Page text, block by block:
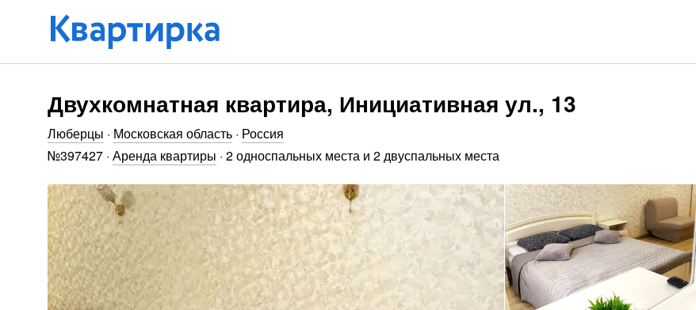
Двухкомнатная квартира, Инициативная ул., 13
Люберцы · Московская область · Россия
№397427 · Аренда квартиры · 2 односпальных места и 2 двуспальных места